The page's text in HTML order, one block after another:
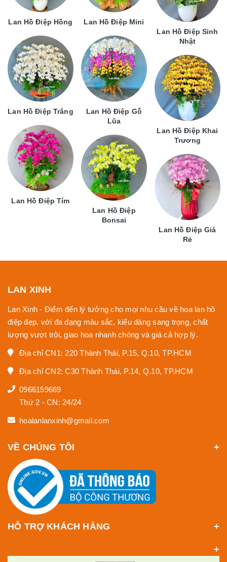
Lan Hồ Điệp Hồng
Lan Hồ Điệp Trắng
Lan Hồ Điệp Tím
Lan Hồ Điệp Mini
Lan Hồ Điệp Gỗ
Lũa
Lan Hồ Điệp
Bonsai
Lan Hồ Điệp Sinh
Nhật
Lan Hồ Điệp Khai
Trương
Lan Hồ Điệp Giá
Rẻ
LAN XINH
Lan Xinh - Điểm đến lý tưởng cho mọi nhu cầu về hoa lan hồ
điệp đẹp, với đa dạng màu sắc, kiểu dáng sang trọng, chất
lượng vượt trội, giao hoa nhanh chóng và giá cả hợp lý.
Địa chỉ CN1: 220 Thành Thái, P.15, Q.10, TP.HCM
Địa chỉ CN2: C30 Thành Thái, P.14, Q.10, TP.HCM
0966159669
Thứ 2 - CN: 24/24
hoalanlanxinh@gmail.com
VỀ CHÚNG TÔI
HỖ TRỢ KHÁCH HÀNG